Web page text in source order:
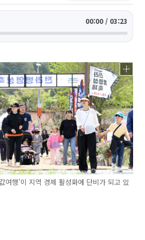
00:00 / 03:23
행'이 지역 경제 활성화에 단비가 되고 있